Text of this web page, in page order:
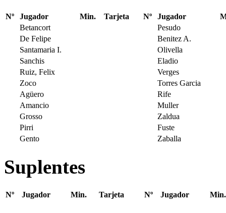
Nº Jugador Min. Tarjeta Nº Jugador
Betancort
Pesudo
De Felipe
Benitez A.
Santamaria I.
Olivella
Sanchis
Eladio
Ruiz, Felix
Verges
Zoco
Torres Garcia
Agüero
Rife
Amancio
Muller
Grosso
Zaldua
Pirri
Fuste
Gento
Zaballa
Suplentes
Nº Jugador Min. Tarjeta Nº Jugador Min.